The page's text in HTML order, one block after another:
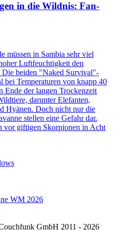
in die Wildnis: Fan-
müssen in Sambia sehr viel
Luftfeuchtigkeit den
Die beiden "Naked Survival"-
bei Temperaturen von knapp 40
Ende der langen Trockenzeit
darunter Elefanten,
Hyänen. Doch nicht nur die
stellen eine Gefahr dar.
vor giftigen Skorpionen in Acht
WM 2026
GmbH 2011 - 2026